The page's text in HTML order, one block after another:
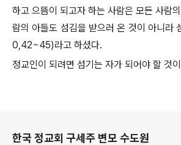
하고 으뜸이 되고자 하는 사람은 모든 사람
람의 아들도 섬김을 받으러 온 것이 아니라
0,42~45)라고 하셨다.
정교인이 되려면 섬기는 자가 되어야 할 것
한국 정교회 구세주 변모 수도원